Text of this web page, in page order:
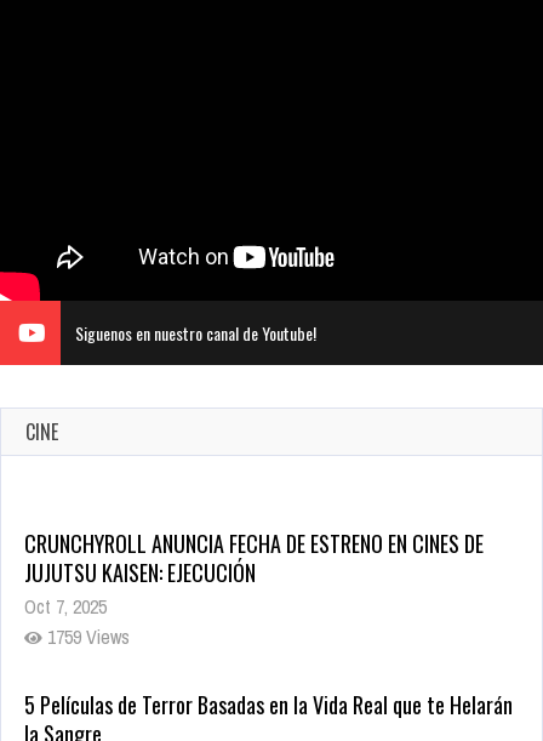
Siguenos en nuestro canal de Youtube!
CINE
CRUNCHYROLL ANUNCIA FECHA DE ESTRENO EN CINES DE
JUJUTSU KAISEN: EJECUCIÓN
Oct 7, 2025
1759 Views
5 Películas de Terror Basadas en la Vida Real que te Helarán
la Sangre